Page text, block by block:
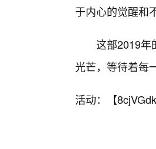
于内心的觉醒和
这部2019年
光芒，等待着每
活动：【